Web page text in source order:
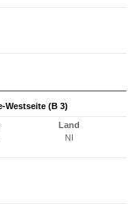
Westseite (B 3)
Land
NI